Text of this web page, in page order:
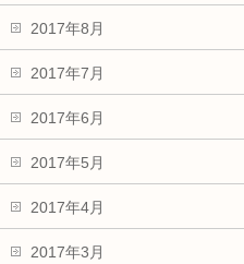
2017年8月
2017年7月
2017年6月
2017年5月
2017年4月
2017年3月